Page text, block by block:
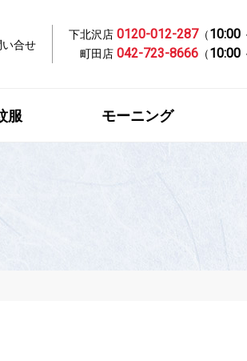
い合せ
下北沢店 0120-012-287（10:00
町田店 042-723-8666 （10:00
服 モーニング